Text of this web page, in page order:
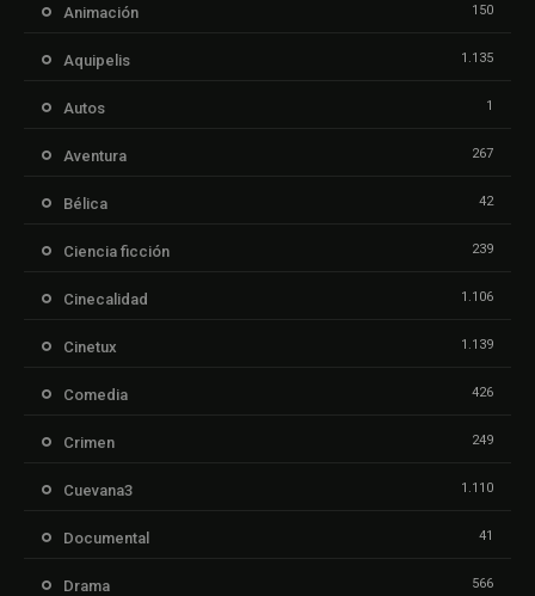
Animación 150
Aquipelis 1.135
Autos 1
Aventura 267
Bélica 42
Ciencia ficción 239
Cinecalidad 1.106
Cinetux 1.139
Comedia 426
Crimen 249
Cuevana3 1.110
Documental 41
Drama 566